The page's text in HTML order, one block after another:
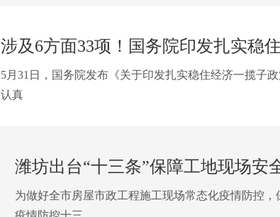
涉及6方面33项！国务院印发扎实稳
5月31日，国务院发布《关于印发扎实稳住经济一揽子
认真
潍坊出台“十三条”保障工地现场安
为做好全市房屋市政工程施工现场常态化疫情防控